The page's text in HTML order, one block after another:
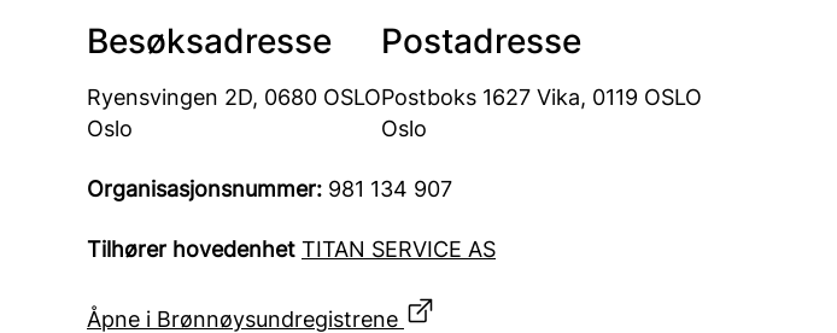
Besøksadresse
Ryensvingen 2D, 0680 OSLO
Oslo
Postadresse
Postboks 1627 Vika, 0119 OSLO
Oslo
Organisasjonsnummer: 981 134 907
Tilhører hovedenhet TITAN SERVICE AS
Åpne i Brønnøysundregistrene